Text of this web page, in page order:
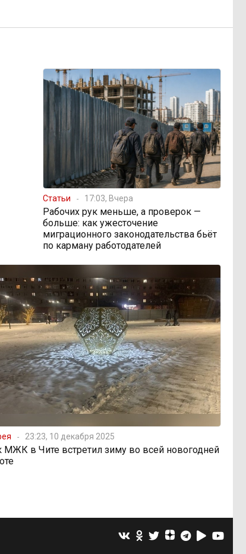
Статьи 17:03, Вчера
Рабочих рук меньше, а проверок —
больше: как ужесточение
миграционного законодательства бьёт
по карману работодателей
23:23, 10 декабря 2025
МЖК в Чите встретил зиму во всей новогодней